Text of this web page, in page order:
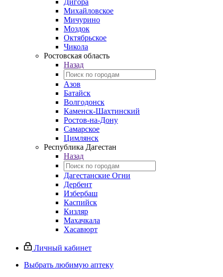
Дигора
Михайловское
Мичурино
Моздок
Октябрьское
Чикола
Ростовская область
Назад
Азов
Батайск
Волгодонск
Каменск-Шахтинский
Ростов-на-Дону
Самарское
Цимлянск
Республика Дагестан
Назад
Дагестанские Огни
Дербент
Избербаш
Каспийск
Кизляр
Махачкала
Хасавюрт
Личный кабинет
Выбрать любимую аптеку